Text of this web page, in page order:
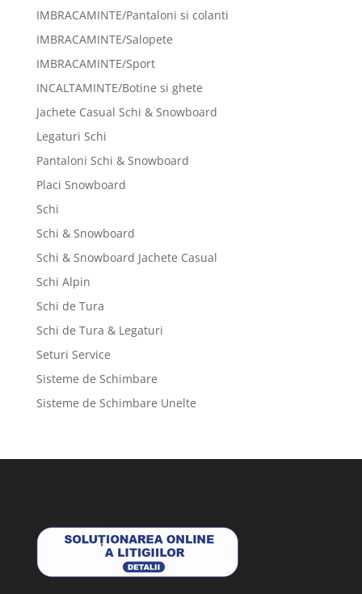
IMBRACAMINTE/Pantaloni si colanti
IMBRACAMINTE/Salopete
IMBRACAMINTE/Sport
INCALTAMINTE/Botine si ghete
Jachete Casual Schi & Snowboard
Legaturi Schi
Pantaloni Schi & Snowboard
Placi Snowboard
Schi
Schi & Snowboard
Schi & Snowboard Jachete Casual
Schi Alpin
Schi de Tura
Schi de Tura & Legaturi
Seturi Service
Sisteme de Schimbare
Sisteme de Schimbare Unelte